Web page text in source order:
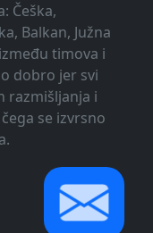
Češka,
Balkan, Južna
timova i
dobro jer svi
razmišljanja i
se izvrsno